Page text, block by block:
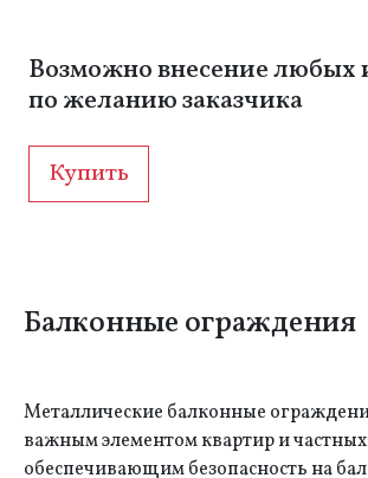
Возможно внесение любых
по желанию заказчика
Купить
Балконные ограждения
Металлические балконные
важным элементом квартир и
обеспечивающим безопасность на